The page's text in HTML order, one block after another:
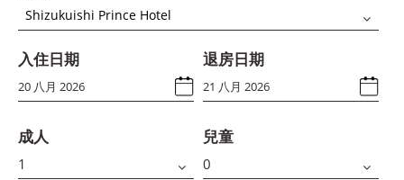
Shizukuishi Prince Hotel
入住日期 退房日期
成人 兒童